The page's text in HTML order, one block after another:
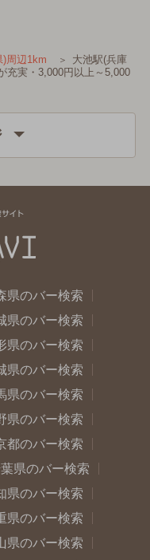
)周辺1km
大池駅(兵庫
充実・3,000円以上～5,000
県のバー検索
県のバー検索
県のバー検索
県のバー検索
県のバー検索
県のバー検索
都のバー検索
県のバー検索
県のバー検索
県のバー検索
県のバー検索